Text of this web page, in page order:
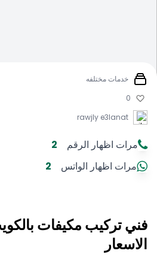
خدمات مختلفه
0
rawjly e3lanat
مرات اظهار الرقم
2
مرات اظهار الواتس
2
فني تركيب مكيفات
الاسعار